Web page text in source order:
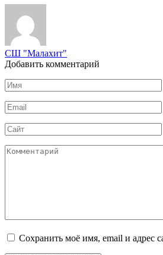
СШ "Малахит"
Добавить комментарий
Имя
*
Email
*
Сайт
Комментарий
Сохранить моё имя, email и адрес